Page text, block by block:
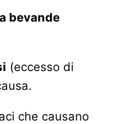
bevande
(eccesso di
che causano